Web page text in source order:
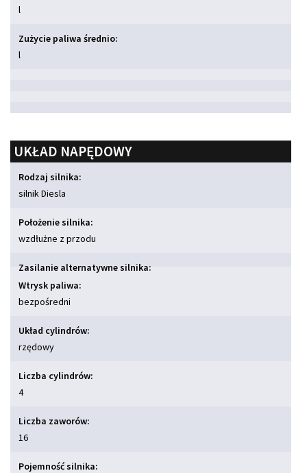
l
Zużycie paliwa średnio:
l
UKŁAD NAPĘDOWY
Rodzaj silnika:
silnik Diesla
Położenie silnika:
wzdłużne z przodu
Zasilanie alternatywne silnika:
Wtrysk paliwa:
bezpośredni
Układ cylindrów:
rzędowy
Liczba cylindrów:
4
Liczba zaworów:
16
Pojemność silnika: